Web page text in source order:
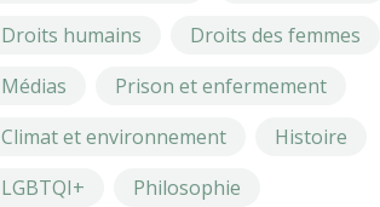
Droits humains
Droits des femmes
Médias
Prison et enfermement
Climat et environnement
Histoire
LGBTQI+
Philosophie